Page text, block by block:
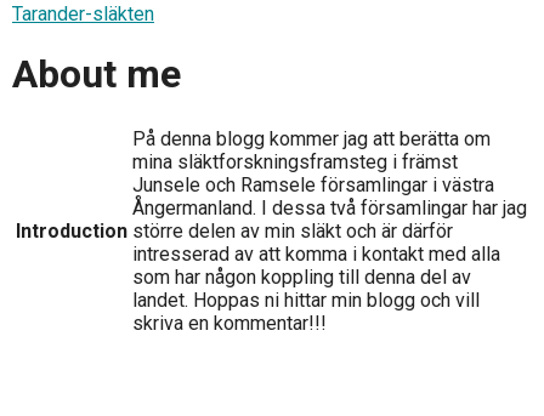
Tarander-släkten
About me
Introduction
På denna blogg kommer jag att berätta om
mina släktforskningsframsteg i främst
Junsele och Ramsele församlingar i västra
Ångermanland. I dessa två församlingar har jag
större delen av min släkt och är därför
intresserad av att komma i kontakt med alla
som har någon koppling till denna del av
landet. Hoppas ni hittar min blogg och vill
skriva en kommentar!!!